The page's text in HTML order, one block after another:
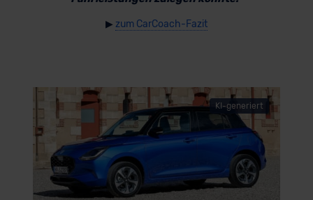
▶ zum CarCoach-Fazit
KI-generiert